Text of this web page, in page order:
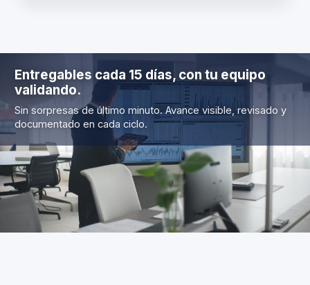
Entregables cada 15 días, con tu equipo
validando.
Sin sorpresas de último minuto. Avance visible, revisado y
documentado en cada ciclo.